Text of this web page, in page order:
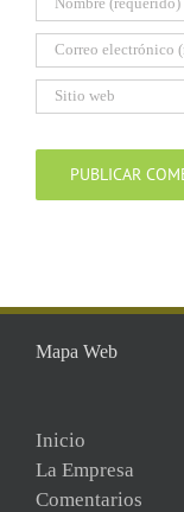
Mapa Web
Inicio
La Empresa
Comentarios